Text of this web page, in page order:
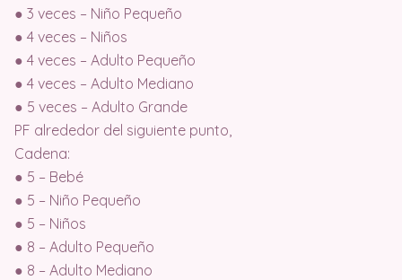
● 3 veces – Niño Pequeño
● 4 veces – Niños
● 4 veces – Adulto Pequeño
● 4 veces – Adulto Mediano
● 5 veces – Adulto Grande
PF alrededor del siguiente punto,
Cadena:
● 5 – Bebé
● 5 – Niño Pequeño
● 5 – Niños
● 8 – Adulto Pequeño
● 8 – Adulto Mediano